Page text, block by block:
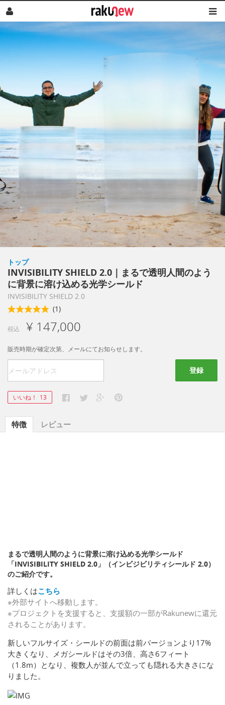
トップ
INVISIBILITY SHIELD 2.0｜まるで透明人間のよう
に背景に溶け込める光学シールド
INVISIBILITY SHIELD 2.0
(1)
税込 ¥ 147,000
販売時期が確定次第、メールにてお知らせします。
登録
いいね！ 13
特徴 レビュー
まるで透明人間のように背景に溶け込める光学シールド
「INVISIBILITY SHIELD 2.0」（インビジビリティシールド 2.0）
のご紹介です。
詳しくはこちら
※外部サイトへ移動します。
※プロジェクトを支援すると、支援額の一部がRakunewに還元
されることがあります。
新しいフルサイズ・シールドの前面は前バージョンより17%
大きくなり、メガシールドはその3倍、高さ6フィート
（1.8m）となり、複数人が並んで立っても隠れる大きさにな
りました。